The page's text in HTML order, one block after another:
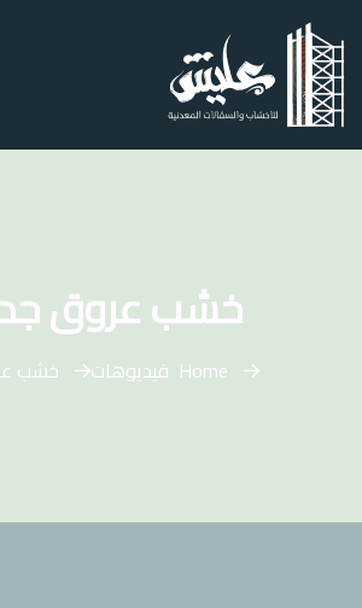
خشب عروق
Home فيديوهات خشب